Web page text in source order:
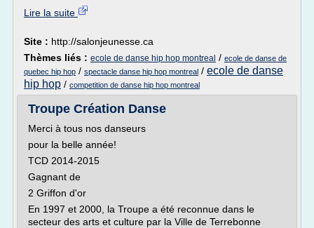
Lire la suite
Site : http://salonjeunesse.ca
Thèmes liés : ecole de danse hip hop montreal / ecole de danse de
quebec hip hop / spectacle danse hip hop montreal / ecole de danse
hip hop / competition de danse hip hop montreal
Troupe Création Danse
Merci à tous nos danseurs
pour la belle année!
TCD 2014-2015
Gagnant de
2 Griffon d'or
En 1997 et 2000, la Troupe a été reconnue dans le
secteur des arts et culture par la Ville de Terrebonne